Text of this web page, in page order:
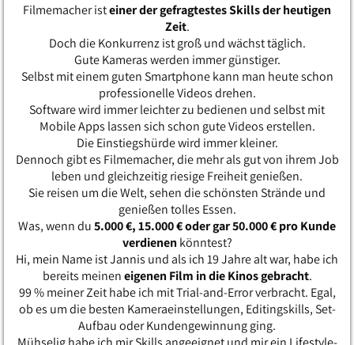
Filmemacher isteiner der gefragtestes Skills der heutigen
Zeit.
Doch die Konkurrenz ist groß und wächst täglich.
Gute Kameras werden immer günstiger.
Selbst mit einem guten Smartphone kann man heute schon
professionelle Videos drehen.
Software wird immer leichter zu bedienen und selbst mit
Mobile Apps lassen sich schon gute Videos erstellen.
Die Einstiegshürde wird immer kleiner.
Dennoch gibt es Filmemacher, die mehr als gut von ihrem Job
leben und gleichzeitig riesige Freiheit genießen.
Sie reisen um die Welt, sehen die schönsten Strände und
genießen tolles Essen.
Was, wenn du5.000 €, 15.000 € oder gar 50.000 € pro Kunde
verdienen könntest?
Hi, mein Name ist Jannis und als ich 19 Jahre alt war, habe ich
bereits meineneigenen Film in die Kinos gebracht.
99 % meiner Zeit habe ich mit Trial-and-Error verbracht. Egal,
ob es um die besten Kameraeinstellungen, Editingskills, Set-
Aufbau oder Kundengewinnung ging.